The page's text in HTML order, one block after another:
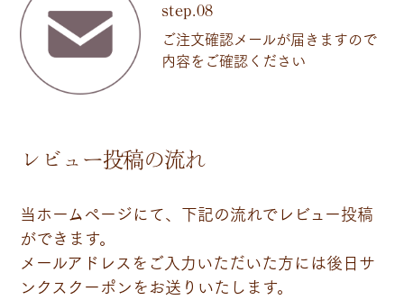
step.08
ご注文確認メールが届きますので
内容をご確認ください
レビュー投稿の流れ
当ホームページにて、下記の流れでレビュー投稿
ができます。
メールアドレスをご入力いただいた方には後日サ
ンクスクーポンをお送りいたします。